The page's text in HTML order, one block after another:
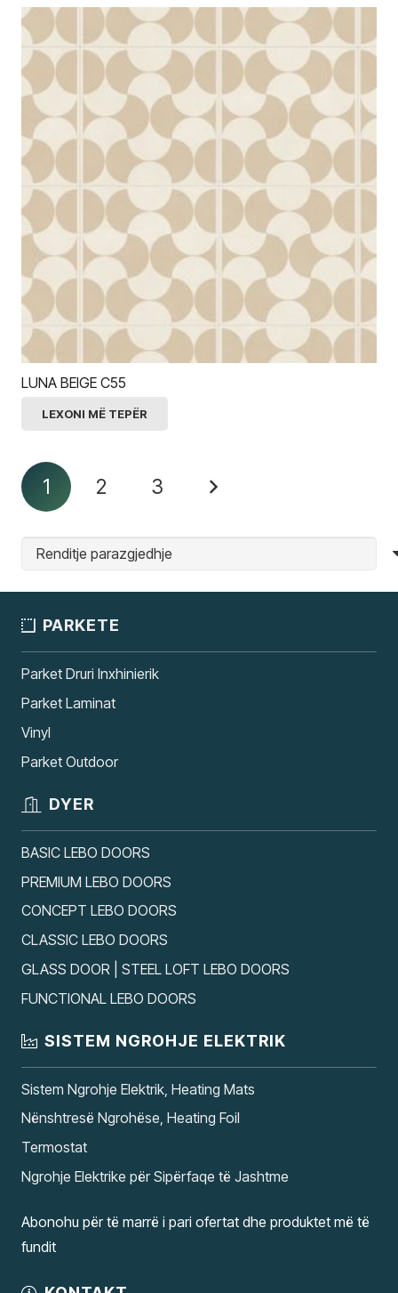
LUNA BEIGE C55
LEXONI MË TEPËR
1 2 3
PARKETE
Parket Druri Inxhinierik
Parket Laminat
Vinyl
Parket Outdoor
DYER
BASIC LEBO DOORS
PREMIUM LEBO DOORS
CONCEPT LEBO DOORS
CLASSIC LEBO DOORS
GLASS DOOR | STEEL LOFT LEBO DOORS
FUNCTIONAL LEBO DOORS
SISTEM NGROHJE ELEKTRIK
Sistem Ngrohje Elektrik, Heating Mats
Nënshtresë Ngrohëse, Heating Foil
Termostat
Ngrohje Elektrike për Sipërfaqe të Jashtme
Abonohu për të marrë i pari ofertat dhe produktet më të
fundit